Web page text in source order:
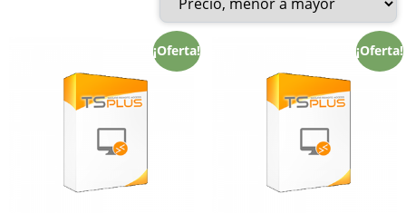
¡Oferta! ¡Oferta!